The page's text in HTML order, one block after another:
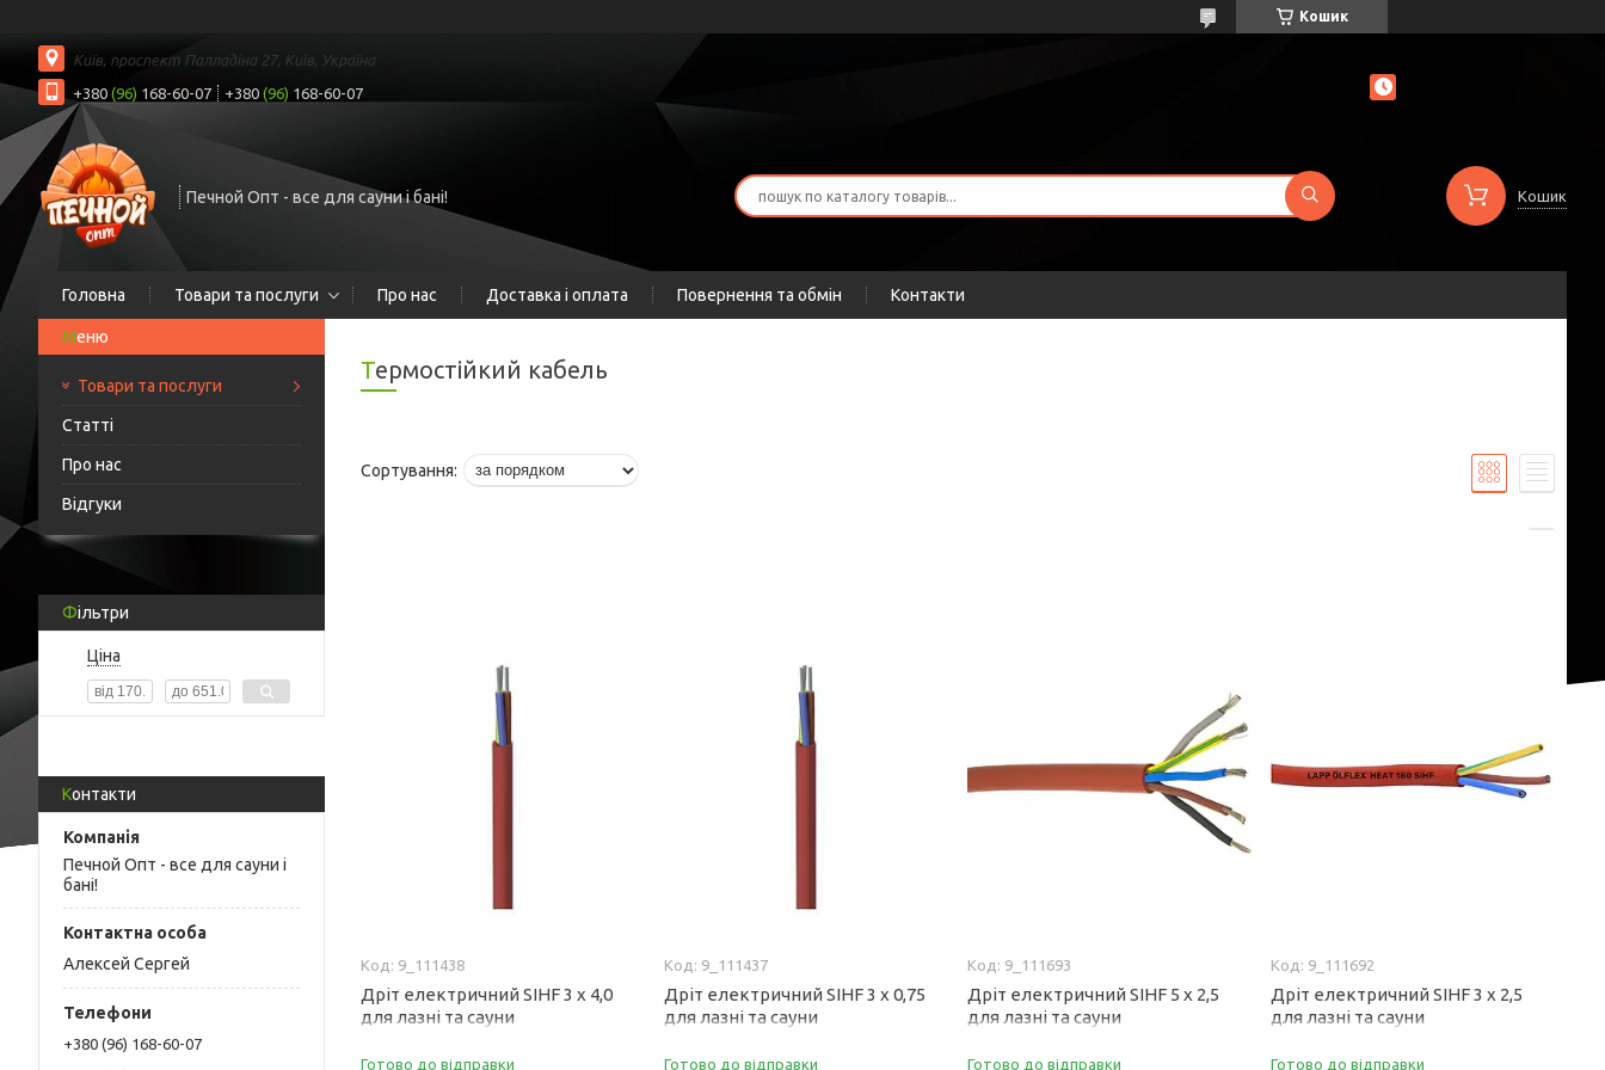
Кошик
Київ, проспект Палладіна 27, Київ, Україна
+380 (96) 168-60-07 +380 (96) 168-60-07
Печной Опт - все для сауни і бані! Кошик
Головна Товари та послуги Про нас Доставка і оплата Повернення та обмін Контакти
Товари та послуги
Статті
Про нас
Відгуки
Фільтри
Ціна
Контакти
Печной Опт - все для сауни і
бані!
Алексей Сергей
+380 (96) 168-60-07
Термостійкий кабель
9_111438
Дріт електричний SIHF 3 x 4,0
для лазні та сауни
Готово до відправки
9_111437
Дріт електричний SIHF 3 x 0,75
для лазні та сауни
Готово до відправки
9_111693
Дріт електричний SIHF 5 x 2,5
для лазні та сауни
Готово до відправки
9_111692
Дріт електричний SIHF 3 x 2,5
для лазні та сауни
Готово до відправки